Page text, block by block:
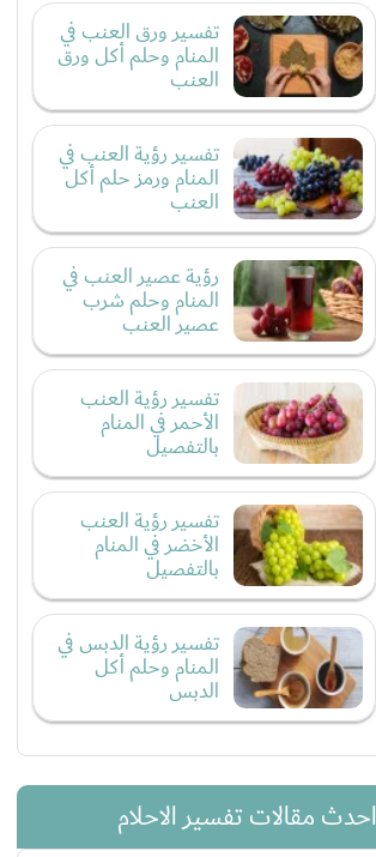
تفسير ورق العنب في
المنام وحلم أكل ورق
العنب
تفسير رؤية العنب في
المنام ورمز حلم أكل
العنب
رؤية عصير العنب في
المنام وحلم شرب
عصير العنب
تفسير رؤية العنب
الأحمر في المنام
بالتفصيل
تفسير رؤية العنب
الأخضر في المنام
بالتفصيل
تفسير رؤية الدبس في
المنام وحلم أكل
الدبس
احدث مقالات تفسير الاحلام